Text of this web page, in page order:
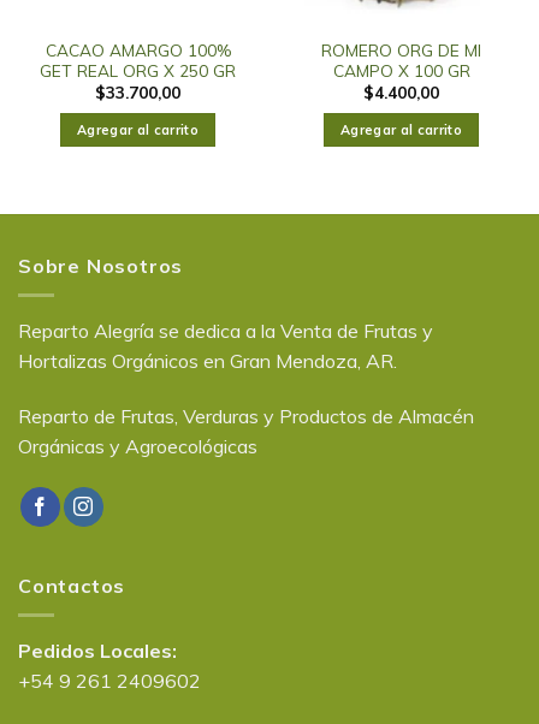
CACAO AMARGO 100%
GET REAL ORG X 250 GR
$33.700,00
Agregar al carrito
ROMERO ORG DE MI
CAMPO X 100 GR
$4.400,00
Agregar al carrito
Sobre Nosotros
Reparto Alegría se dedica a la Venta de Frutas y
Hortalizas Orgánicos en Gran Mendoza, AR.
Reparto de Frutas, Verduras y Productos de Almacén
Orgánicas y Agroecológicas
Contactos
Pedidos Locales:
+54 9 261 2409602